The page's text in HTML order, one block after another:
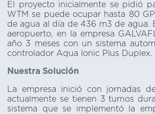
El proyecto inicialmente se pidió
WTM se puede ocupar hasta 80
de agua al día de 436 m3 de agua.
aeropuerto, en la empresa
año 3 meses con un sistema
controlador Aqua Ionic Plus Duplex.
Nuestra Solución
La empresa inició con jornadas
actualmente se tienen 3 turnos
sistema que se implementó la